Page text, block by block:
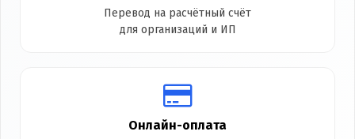
Перевод на расчётный счёт
для организаций и ИП
Онлайн-оплата